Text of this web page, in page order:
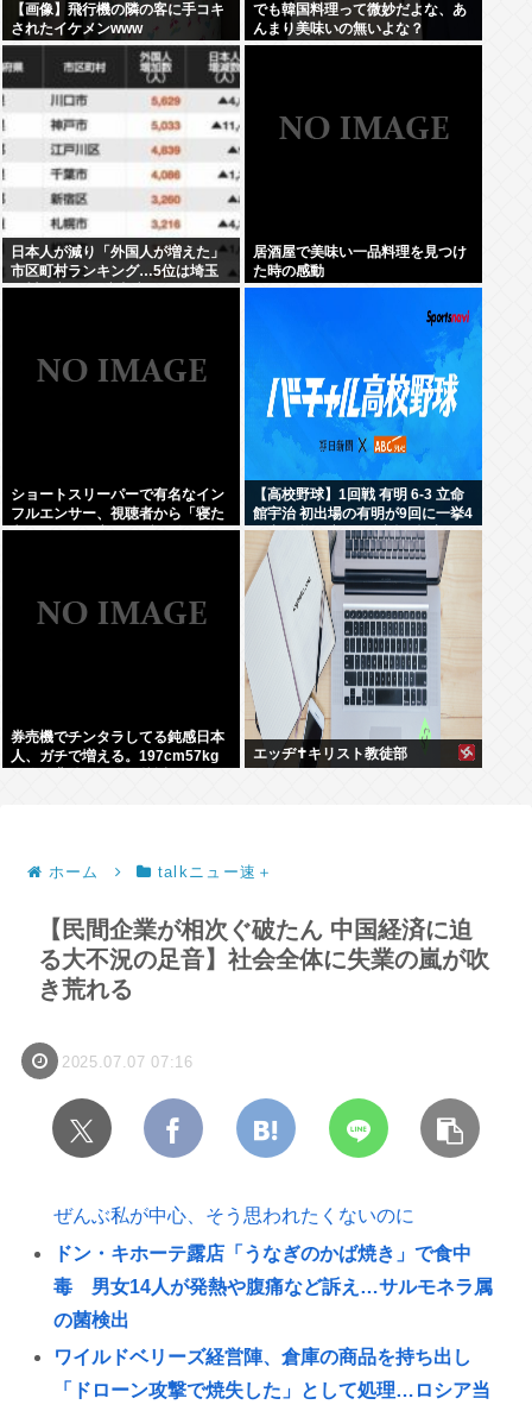
【画像】飛行機の隣の客に手コキ
されたイケメンwww
でも韓国料理って微妙だよな、あ
んまり美味いの無いよな？
日本人が減り「外国人が増えた」
市区町村ランキング…5位は埼玉
県川口市、4位京都市、ではトッ
居酒屋で美味い一品料理を見つけ
た時の感動
ショートスリーパーで有名なイン
フルエンサー、視聴者から「寝た
方がいい」と言われブチギレ
【高校野球】1回戦 有明 6-3 立命
館宇治 初出場の有明が9回に一挙4
得点で逆転 永田が2安打5打点
券売機でチンタラしてる鈍感日本
人、ガチで増える。197cm57kg
エッヂ✝️キリスト教徒部
ホーム talkニュー速＋
【民間企業が相次ぐ破たん 中国経済に迫
る大不況の足音】社会全体に失業の嵐が吹
き荒れる
2025.07.07 07:16
ぜんぶ私が中心、そう思われたくないのに
ドン・キホーテ露店「うなぎのかば焼き」で食中
毒 男女14人が発熱や腹痛など訴え…サルモネラ属
の菌検出
ワイルドベリーズ経営陣、倉庫の商品を持ち出し
「ドローン攻撃で焼失した」として処理…ロシア当